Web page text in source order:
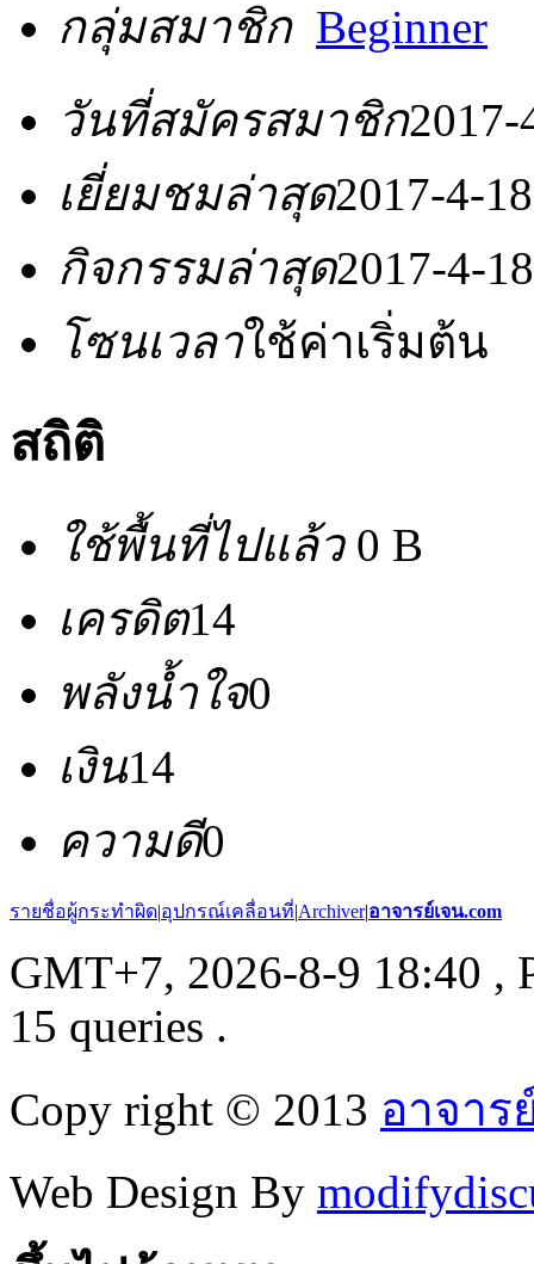
กลุ่มสมาชิก Beginner
วันที่สมัครสมาชิก2017-
เยี่ยมชมล่าสุด2017-4-
กิจกรรมล่าสุด2017-4-
โซนเวลาใช้ค่าเริ่มต้น
สถิติ
ใช้พื้นที่ไปแล้ว0 B
เครดิต14
พลังน้ำใจ0
เงิน14
ความดี0
รายชื่อผู้กระทำผิด|อุปกรณ์เคลื่อนที่|Archiver|อาจารย์เจน.com
GMT+7, 2026-8-9 18:40 ,
15 queries .
Copy right © 2013 อาจาร
Web Design By